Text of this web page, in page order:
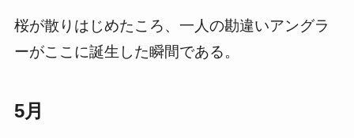
桜が散りはじめたころ、一人の勘違いアングラ
ーがここに誕生した瞬間である。
5月